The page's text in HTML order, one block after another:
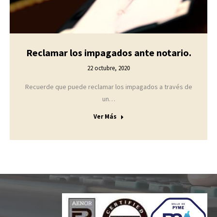
Reclamar los impagados ante notario.
22 octubre, 2020
Recuerde que puede reclamar los impagados a través de
un…
Ver Más